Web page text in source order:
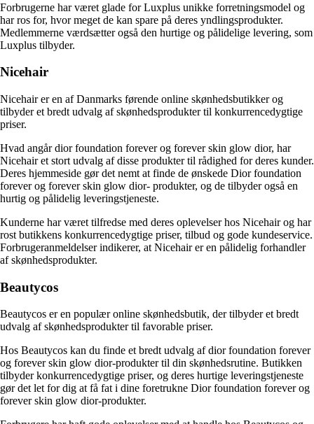
Forbrugerne har været glade for Luxplus unikke forretningsmodel og
har ros for, hvor meget de kan spare på deres yndlingsprodukter.
Medlemmerne værdsætter også den hurtige og pålidelige levering, som
Luxplus tilbyder.
Nicehair
Nicehair er en af Danmarks førende online skønhedsbutikker og
tilbyder et bredt udvalg af skønhedsprodukter til konkurrencedygtige
priser.
Hvad angår dior foundation forever og forever skin glow dior, har
Nicehair et stort udvalg af disse produkter til rådighed for deres kunder.
Deres hjemmeside gør det nemt at finde de ønskede Dior foundation
forever og forever skin glow dior- produkter, og de tilbyder også en
hurtig og pålidelig leveringstjeneste.
Kunderne har været tilfredse med deres oplevelser hos Nicehair og har
rost butikkens konkurrencedygtige priser, tilbud og gode kundeservice.
Forbrugeranmeldelser indikerer, at Nicehair er en pålidelig forhandler
af skønhedsprodukter.
Beautycos
Beautycos er en populær online skønhedsbutik, der tilbyder et bredt
udvalg af skønhedsprodukter til favorable priser.
Hos Beautycos kan du finde et bredt udvalg af dior foundation forever
og forever skin glow dior-produkter til din skønhedsrutine. Butikken
tilbyder konkurrencedygtige priser, og deres hurtige leveringstjeneste
gør det let for dig at få fat i dine foretrukne Dior foundation forever og
forever skin glow dior-produkter.